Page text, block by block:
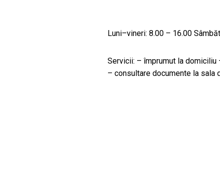
Luni–vineri: 8.00 – 16.00
Servicii: – împrumut la
– consultare documente la sala